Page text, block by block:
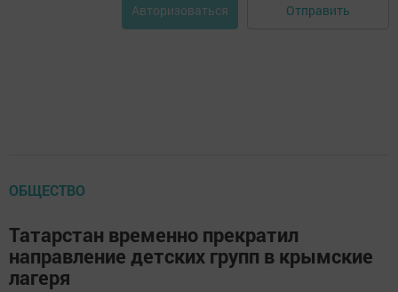
Авторизоваться Отправить
ОБЩЕСТВО
Татарстан временно прекратил
направление детских групп в крымские
лагеря